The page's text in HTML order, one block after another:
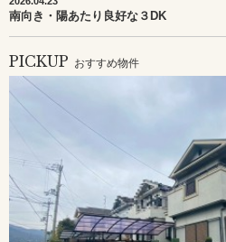
南向き・陽あたり良好な３DK
PICKUP おすすめ物件